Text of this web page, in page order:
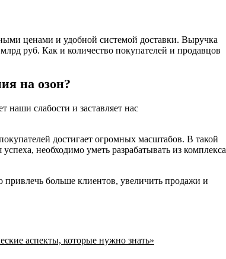
ценами и удобной системой доставки. Выручка
руб. Как и количество покупателей и продавцов
на озон?
слабости и заставляет нас
достигает огромных масштабов. В такой
необходимо уметь разрабатывать из комплекса
больше клиентов, увеличить продажи и
аспекты, которые нужно знать»